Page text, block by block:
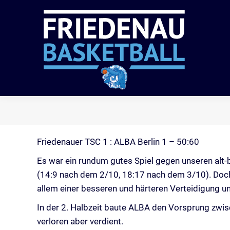
Friedenauer TSC 1 : ALBA Berlin 1 – 50:60
Es war ein rundum gutes Spiel gegen unseren
(14:9 nach dem 2/10, 18:17 nach dem 3/10).
allem einer besseren und härteren Verteidigung
In der 2. Halbzeit baute ALBA den Vorsprung
verloren aber verdient.